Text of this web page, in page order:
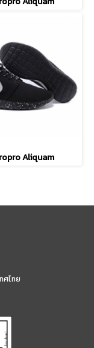
Aliquam
ศไทย